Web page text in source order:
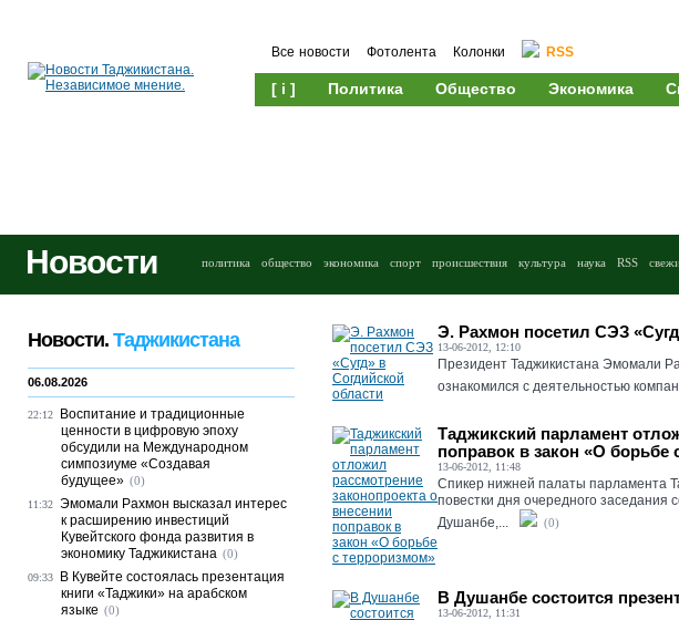
Все новости Фотолента Колонки RSS
[ i ] Политика Общество Экономика
Новости политика общество экономика спорт происшествия культура наука RSS
Э. Рахмон посетил СЭЗ
13-06-2012, 12:10
Президент Таджикистана Эмомали
ознакомился с деятельностью
Таджикский парламент
поправок в закон «О борьбе
13-06-2012, 11:48
Спикер нижней палаты парламента
повестки дня очередного
Душанбе,...
(0)
В Душанбе состоится
13-06-2012, 11:31
Новости. Таджикистана
06.08.2026
22:12
Воспитание и традиционные
ценности в цифровую эпоху
обсудили на Международном
симпозиуме «Создавая
будущее» (0)
11:32 Эмомали Рахмон высказал интерес
к расширению инвестиций
Кувейтского фонда развития в
экономику Таджикистана (0)
09:33
В Кувейте состоялась презентация
книги «Таджики» на арабском
языке (0)